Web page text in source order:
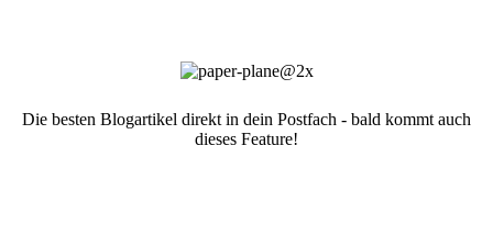
Die besten Blogartikel direkt in dein Postfach - bald kommt auch
dieses Feature!